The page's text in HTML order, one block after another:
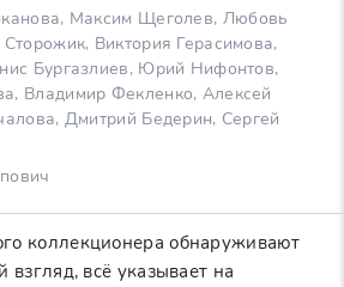
Максим Щеголев, Любовь
Виктория Герасимова,
Бургазлиев, Юрий Нифонтов,
Владимир Фекленко, Алексей
Дмитрий Бедерин, Сергей
коллекционера обнаруживают
взгляд, всё указывает на